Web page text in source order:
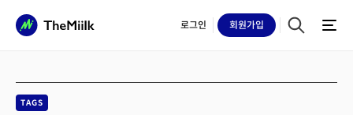
로그인 회원가입
TAGS